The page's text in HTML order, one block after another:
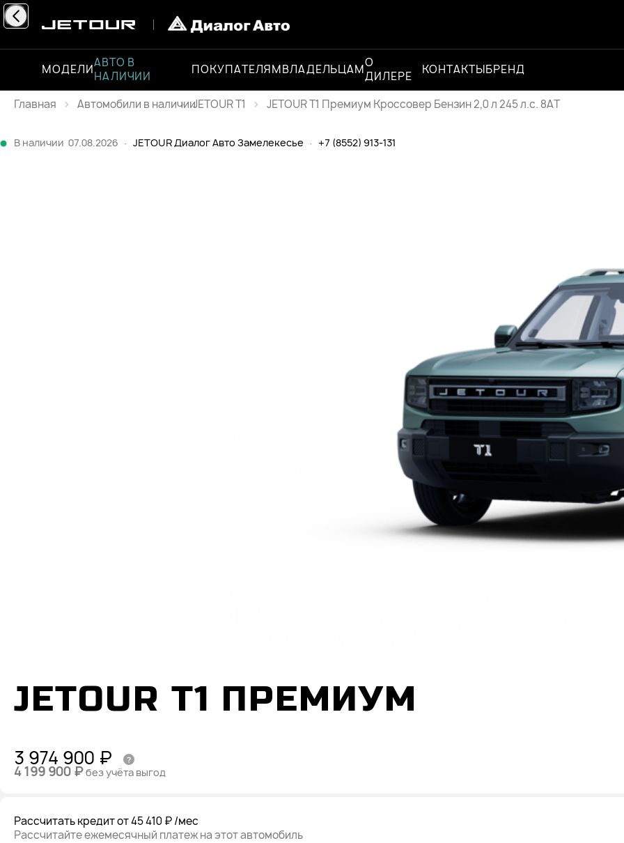
МОДЕЛИАВТО В
НАЛИЧИИ
ПОКУПАТЕЛЯМВЛАДЕЛЬЦАМО
ДИЛЕРЕ
КОНТАКТЫБРЕНД
Главная
JETOUR T1 JETOUR T1 Премиум Кроссовер Бензин 2,0 л 245 л.с. 8AT
В наличии 07.08.2026 · JETOUR Диалог Авто Замелекесье · +7 (8552) 913-131
JETOUR T1 ПРЕМИУМ
3 974 900 ₽
4 199 900 ₽без учёта выгод
Рассчитать кредитот 45 410 ₽/мес
Рассчитайте ежемесячный платеж на этот автомобиль